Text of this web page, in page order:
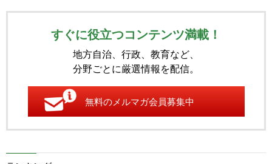
すぐに役立つコンテンツ満載！
地方自治、行政、教育など、
分野ごとに厳選情報を配信。
無料のメルマガ会員募集中